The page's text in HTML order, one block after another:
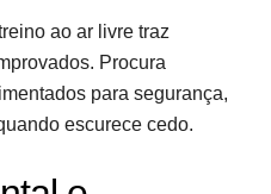
ao ar livre traz
Procura
para segurança,
escurece cedo.